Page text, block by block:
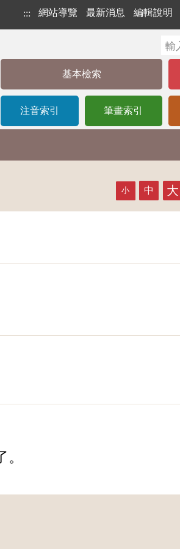
::: 網站導覽 最新消息 編輯說明
基本檢索
注音索引 筆畫索引
小 中 大
。